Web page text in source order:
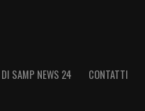
DI SAMP NEWS 24 CONTATTI